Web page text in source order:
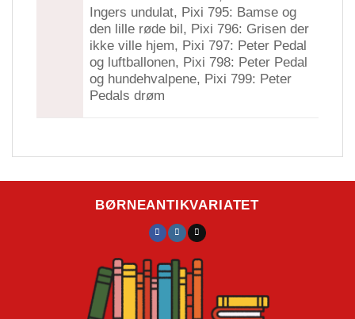
Ingers undulat, Pixi 795: Bamse og
den lille røde bil, Pixi 796: Grisen der
ikke ville hjem, Pixi 797: Peter Pedal
og luftballonen, Pixi 798: Peter Pedal
og hundehvalpene, Pixi 799: Peter
Pedals drøm
BØRNEANTIKVARIATET